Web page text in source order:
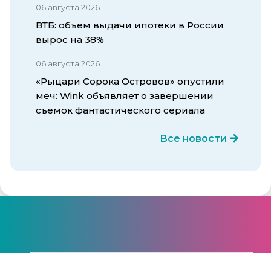
06 августа 2026
ВТБ: объем выдачи ипотеки в России
вырос на 38%
06 августа 2026
«Рыцари Сорока Островов» опустили
меч: Wink объявляет о завершении
съемок фантастического сериала
Все новости